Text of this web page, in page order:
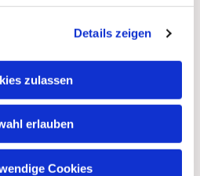
Details zeigen
zulassen
erlauben
Cookies
Vorpommern e.V.